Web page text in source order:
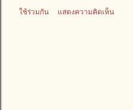
ใช้ร่วมกัน แสดงความคิดเห็น